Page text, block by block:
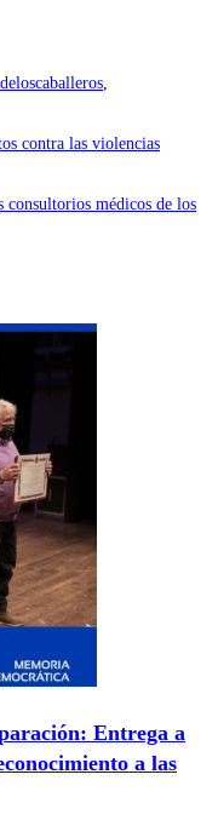
contra las violencias
médicos de los
Entrega a
a las